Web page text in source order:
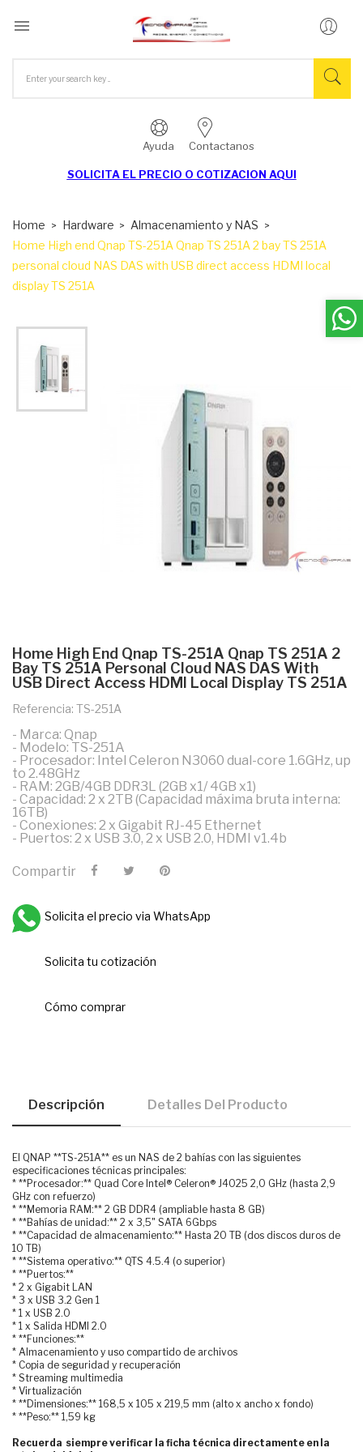

Ayuda Contactanos
SOLICITA EL PRECIO O COTIZACION AQUI
Home Hardware
Almacenamiento y NAS
Home High end Qnap TS-251A Qnap TS 251A 2 bay TS 251A
personal cloud NAS DAS with USB direct access HDMI local
display TS 251A
Home High End Qnap TS-251A Qnap TS 251A 2
Bay TS 251A Personal Cloud NAS DAS With
USB Direct Access HDMI Local Display TS 251A
Referencia: TS-251A
- Marca: Qnap
- Modelo: TS-251A
- Procesador: Intel Celeron N3060 dual-core 1.6GHz, up
to 2.48GHz
- RAM: 2GB/4GB DDR3L (2GB x1/ 4GB x1)
- Capacidad: 2 x 2TB (Capacidad máxima bruta interna:
16TB)
- Conexiones: 2 x Gigabit RJ-45 Ethernet
- Puertos: 2 x USB 3.0, 2 x USB 2.0, HDMI v1.4b
Compartir
Solicita el precio via WhatsApp
Solicita tu cotización
Cómo comprar
Descripción Detalles Del Producto
El QNAP **TS-251A** es un NAS de 2 bahías con las siguientes
especificaciones técnicas principales:
* **Procesador:** Quad Core Intel® Celeron® J4025 2,0 GHz (hasta 2,9
GHz con refuerzo)
* **Memoria RAM:** 2 GB DDR4 (ampliable hasta 8 GB)
* **Bahías de unidad:** 2 x 3,5" SATA 6Gbps
* **Capacidad de almacenamiento:** Hasta 20 TB (dos discos duros de
10 TB)
* **Sistema operativo:** QTS 4.5.4 (o superior)
* **Puertos:**
* 2 x Gigabit LAN
* 3 x USB 3.2 Gen 1
* 1 x USB 2.0
* 1 x Salida HDMI 2.0
* **Funciones:**
* Almacenamiento y uso compartido de archivos
* Copia de seguridad y recuperación
* Streaming multimedia
* Virtualización
* **Dimensiones:** 168,5 x 105 x 219,5 mm (alto x ancho x fondo)
* **Peso:** 1,59 kg
Recuerda siempre verificar la ficha técnica directamente en la